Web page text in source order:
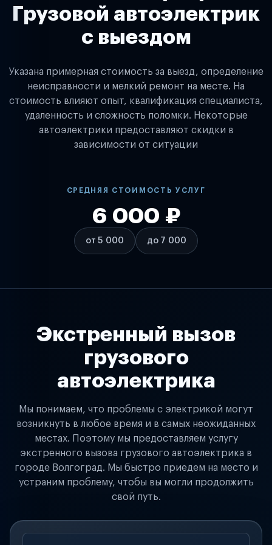
Грузовой автоэлектрик
с выездом
Указана примерная стоимость за выезд, определение
неисправности и мелкий ремонт на месте. На
стоимость влияют опыт, квалификация специалиста,
удаленность и сложность поломки. Некоторые
автоэлектрики предоставляют скидки в
зависимости от ситуации
СРЕДНЯЯ СТОИМОСТЬ УСЛУГ
от 5 000
6 000 ₽
до 7 000
Экстренный вызов
грузового
автоэлектрика
Мы понимаем, что проблемы с электрикой могут
возникнуть в любое время и в самых неожиданных
местах. Поэтому мы предоставляем услугу
экстренного вызова грузового автоэлектрика в
городе Волгоград. Мы быстро приедем на место и
устраним проблему, чтобы вы могли продолжить
свой путь.